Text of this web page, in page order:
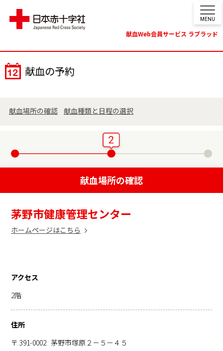
献血Web会員サービス ラブラッド
MENU
献血の予約
献血場所の確認 献血種類と日程の選択
献血場所の確認
茅野市健康管理センター
ホームページはこちら
アクセス
2階
住所
〒 391-0002 茅野市塚原２－５－４５